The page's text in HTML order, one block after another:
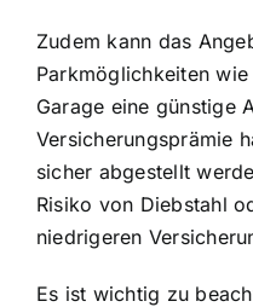
Zudem kann das
Parkmöglichkeiten
Garage eine günstige
Versicherungsprämie
sicher abgestellt
Risiko von Diebstahl
niedrigeren
Es ist wichtig zu